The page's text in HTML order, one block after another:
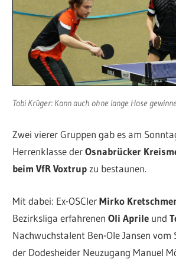
Tobi Krüger: Kann auch ohne lange Hose
Zwei vierer Gruppen gab es am
Herrenklasse derOsnabrücker
beim VfR Voxtrupzu bestaunen.
Mit dabei: Ex-OSClerMirko
Bezirksliga erfahrenenOli Aprile und
Nachwuchstalent Ben-Ole Jansen vom
der Dodesheider Neuzugang Manuel